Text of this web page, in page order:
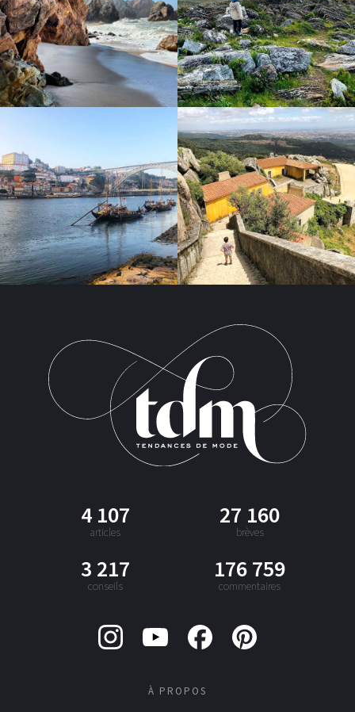
4 107
articles
27 160
brèves
3 217
conseils
176 759
commentaires
À PROPOS